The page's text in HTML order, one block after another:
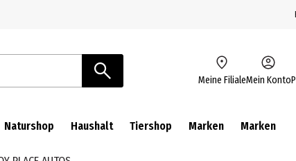
Meine FilialeMein Konto
Naturshop Haushalt Tiershop Marken Marken